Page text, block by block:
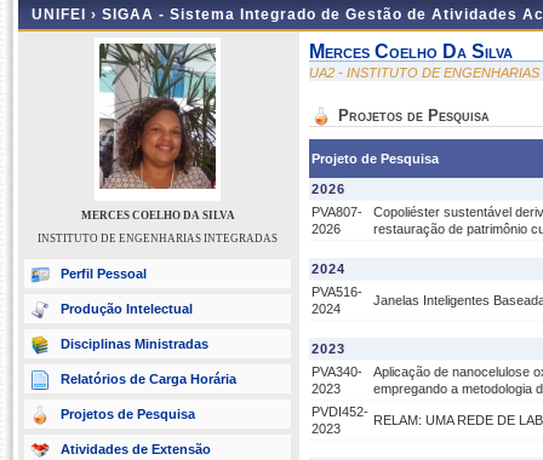
UNIFEI › SIGAA - Sistema Integrado de Gestão de Atividades
MERCES COELHO DA SILVA
INSTITUTO DE ENGENHARIAS INTEGRADAS
Perfil Pessoal
Produção Intelectual
Disciplinas Ministradas
Relatórios de Carga Horária
Projetos de Pesquisa
Atividades de Extensão
Merces Coelho Da Silva
UA2 - INSTITUTO DE
Projetos de Pesquisa
Projeto de Pesquisa
2026
PVA807-
2026
Copoliéster sustentável
restauração de patrimônio
2024
PVA516-
2024
Janelas Inteligentes
2023
PVA340-
2023
Aplicação de nanocelulose
empregando a metodologia
PVDI452-
2023
RELAM: UMA REDE DE